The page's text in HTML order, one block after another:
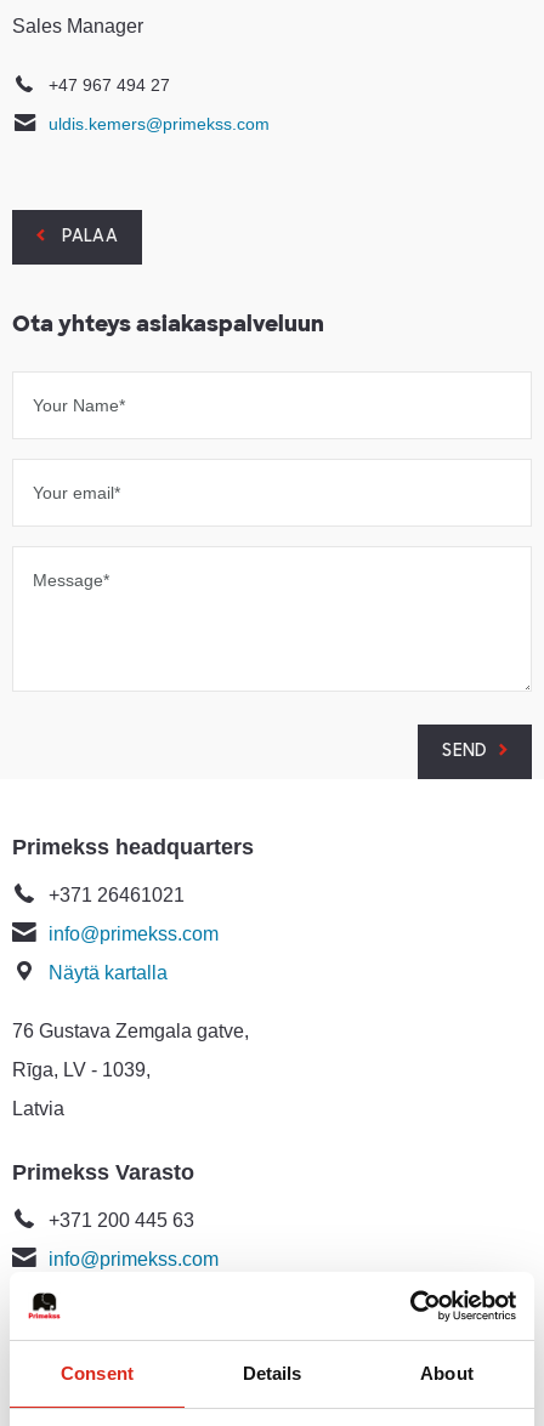
Consent Details About
Sales Manager
+47 967 494 27
uldis.kemers@primekss.com
PALAA
Ota yhteys asiakaspalveluun
Your Name*
Your email*
Message*
SEND
Primekss headquarters
+371 26461021
info@primekss.com
Näytä kartalla
76 Gustava Zemgala gatve,
Rīga, LV - 1039,
Latvia
Primekss Varasto
+371 200 445 63
info@primekss.com
Näytä kartalla